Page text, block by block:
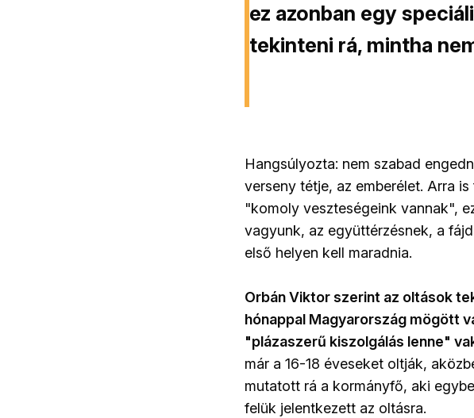
ez azonban egy
tekinteni rá, mintha
Hangsúlyozta: nem szabad
verseny tétje, az emberélet. Arra
"komoly veszteségeink vannak",
vagyunk, az együttérzésnek, a
első helyen kell maradnia.
Orbán Viktor szerint az oltások
hónappal Magyarország mögött
"plázaszerű kiszolgálás lenne"
már a 16-18 éveseket oltják,
mutatott rá a kormányfő, aki
felük jelentkezett az oltásra.